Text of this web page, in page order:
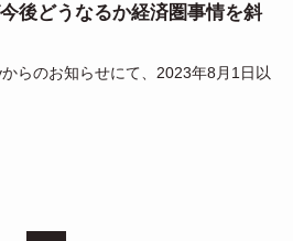
後どうなるか経済圏事情を斜
らのお知らせにて、2023年8月1日以